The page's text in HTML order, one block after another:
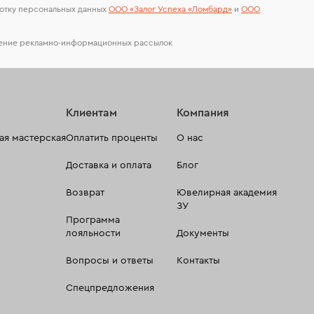
персональных данных ООО «Залог Успеха «Ломбард» и ООО
рекламно-информационных рассылок
мастерская
Клиентам
Оплатить проценты
Доставка и оплата
Возврат
Программа
лояльности
Вопросы и ответы
Спецпредложения
Компания
О нас
Блог
Ювелирная академия
ЗУ
Документы
Контакты